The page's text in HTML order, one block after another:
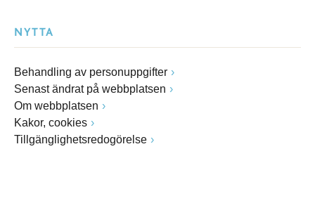
NYTTA
Behandling av personuppgifter
Senast ändrat på webbplatsen
Om webbplatsen
Kakor, cookies
Tillgänglighetsredogörelse